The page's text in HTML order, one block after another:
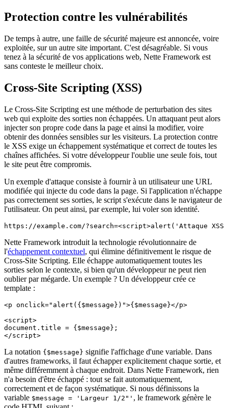
Protection contre les vulnérabilités
De temps à autre, une faille de sécurité majeure est annoncée, voire
exploitée, sur un autre site important. C'est désagréable. Si vous
tenez à la sécurité de vos applications web, Nette Framework est
sans conteste le meilleur choix.
Cross-Site Scripting (XSS)
Le Cross-Site Scripting est une méthode de perturbation des sites
web qui exploite des sorties non échappées. Un attaquant peut alors
injecter son propre code dans la page et ainsi la modifier, voire
obtenir des données sensibles sur les visiteurs. La protection contre
le XSS exige un échappement systématique et correct de toutes les
chaînes affichées. Si votre développeur l'oublie une seule fois, tout
le site peut être compromis.
Un exemple d'attaque consiste à fournir à un utilisateur une URL
modifiée qui injecte du code dans la page. Si l'application n'échappe
pas correctement ses sorties, le script s'exécute dans le navigateur de
l'utilisateur. On peut ainsi, par exemple, lui voler son identité.
Nette Framework introduit la technologie révolutionnaire de
l'échappement contextuel, qui élimine définitivement le risque de
Cross-Site Scripting. Elle échappe automatiquement toutes les
sorties selon le contexte, si bien qu'un développeur ne peut rien
oublier par mégarde. Un exemple ? Un développeur crée ce
template :
<p onclick="alert({$message})">{$message}</p>
<script>
document.title = {$message};
La notation {$message} signifie l'affichage d'une variable. Dans
d'autres frameworks, il faut échapper explicitement chaque sortie, et
même différemment à chaque endroit. Dans Nette Framework, rien
n'a besoin d'être échappé : tout se fait automatiquement,
correctement et de façon systématique. Si nous définissons la
variable $message = 'Largeur 1/2"' , le framework génère le